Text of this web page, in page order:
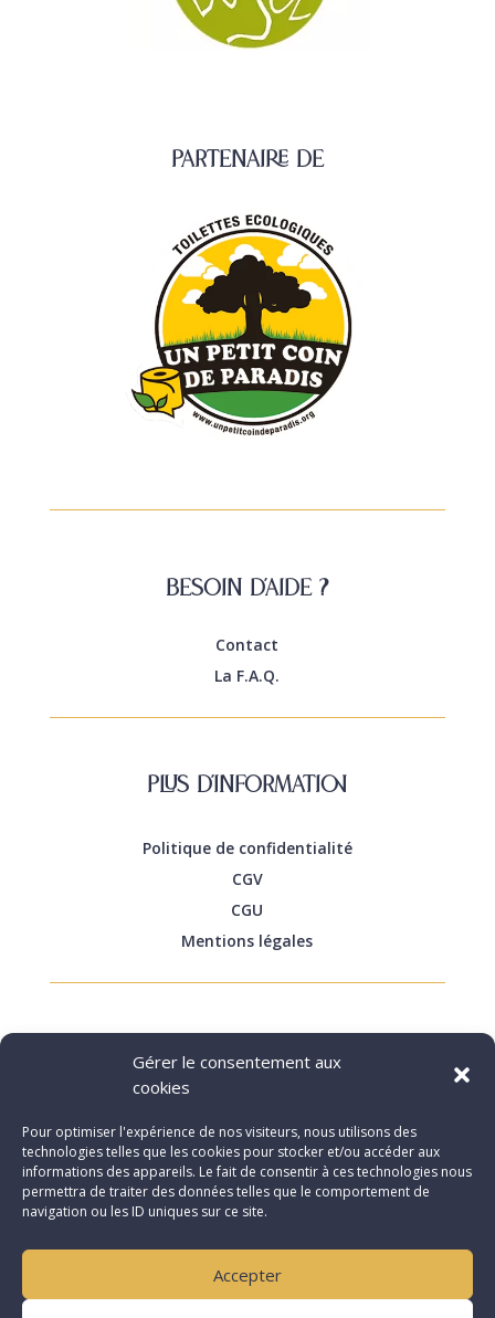
Gérer le consentement aux
cookies
Pour optimiser l'expérience de nos visiteurs, nous utilisons des
technologies telles que les cookies pour stocker et/ou accéder aux
informations des appareils. Le fait de consentir à ces technologies nous
permettra de traiter des données telles que le comportement de
navigation ou les ID uniques sur ce site.
Accepter
Partenaire de
Besoin d’aide ?
Contact
La F.A.Q.
Plus d’information
Politique de confidentialité
CGV
CGU
Mentions légales
Prestations et services
Compostage
Suivez-nous sur Facebook :